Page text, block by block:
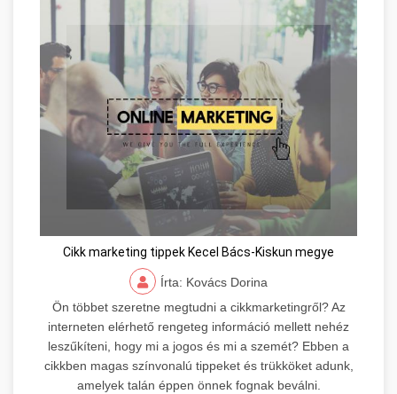
Cikk marketing tippek Kecel Bács-Kiskun megye
Írta: Kovács Dorina
Ön többet szeretne megtudni a cikkmarketingről? Az
interneten elérhető rengeteg információ mellett nehéz
leszűkíteni, hogy mi a jogos és mi a szemét? Ebben a
cikkben magas színvonalú tippeket és trükköket adunk,
amelyek talán éppen önnek fognak beválni.